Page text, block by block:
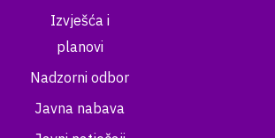
Izvješća i
planovi
Nadzorni odbor
Javna nabava